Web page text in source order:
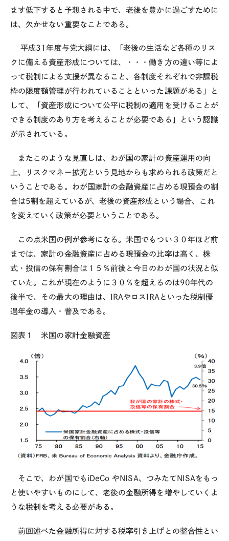
ます低下すると予想される中で、老後を豊かに過ごすために
は、欠かせない重要なことである。
平成31年度与党大綱には、「老後の生活など各種のリス
クに備える資産形成については、・・・働き方の違い等によ
って税制による支援が異なること、各制度それぞれで非課税
枠の限度額管理が行われていることといった課題がある」と
して、「資産形成について公平に税制の適用を受けることが
できる制度のあり方を考えることが必要である」という認識
が示されている。
またこのような見直しは、わが国の家計の資産運用の向
上、リスクマネー拡充という見地からも求められる政策だと
いうことである。わが国家計の金融資産に占める現預金の割
合は5割を超えているが、老後の資産形成という場合、これ
を変えていく政策が必要ということである。
この点米国の例が参考になる。米国でもつい３０年ほど前
までは、家計の金融資産に占める現預金の比率は高く、株
式・投信の保有割合は１５％前後と今日のわが国の状況と似
ていた。これが現在のように３０％を超えるのは90年代の
後半で、その最大の理由は、
IRAやロス IRA といった税制優
遇年金の導入・普及である。
図表１ 米国の家計金融資産
そこで、わが国でも iDeCo や NISA、つみたて NISA をもっ
と使いやすいものにして、老後の金融所得を増やしていくよ
うな税制を考える必要がある。
前回述べた金融所得に対する税率引き上げとの整合性とい